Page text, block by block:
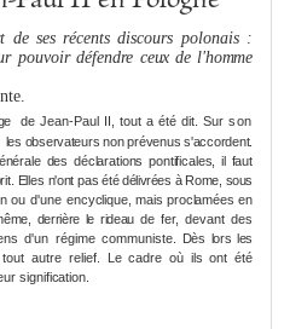
de ses récents discours polo­nais :
pouvoir défendre ceux de l'homme
de Jean-Paul II, tout a été dit. Surson
les observateurs non prévenus s'accordent.
des déclarations pontificales, il faut
Elles n'ontpas été délivrées à Rome, sous
ou d'une ency­clique, mais proclamées en
me , derrière le rideau de fer, devant des
d'un régimecommuniste.
Dès lors les
tout autre relief. Le cadre où ils ont été
signification.